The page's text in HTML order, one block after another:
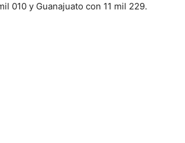
010 y Guanajuato con 11 mil 229.